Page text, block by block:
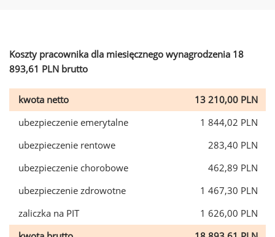
Koszty pracownika dla miesięcznego wynagrodzenia 18
893,61 PLN brutto
kwota netto
13 210,00 PLN
ubezpieczenie emerytalne
1 844,02 PLN
ubezpieczenie rentowe
283,40 PLN
ubezpieczenie chorobowe
462,89 PLN
ubezpieczenie zdrowotne
1 467,30 PLN
zaliczka na PIT
1 626,00 PLN